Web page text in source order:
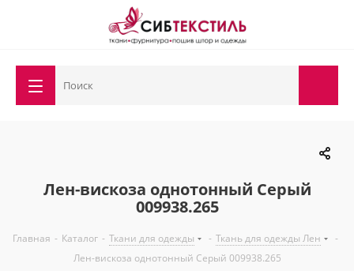
Лен-вискоза однотонный Серый
009938.265
Главная - Каталог - Ткани для одежды - Ткань для одежды Лен
-
Лен-вискоза однотонный Серый 009938.265